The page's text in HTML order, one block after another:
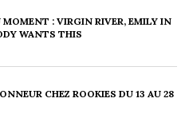
MOMENT : VIRGIN RIVER, EMILY IN
WANTS THIS
CHEZ ROOKIES DU 13 AU 28